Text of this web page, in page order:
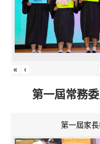
« ‹
第一屆常務
第一屆家